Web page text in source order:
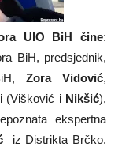
UIO BiH čine:
BiH, predsjednik,
Zora Vidović,
(Višković i Nikšić),
ekspertna
iz Distrikta Brčko.